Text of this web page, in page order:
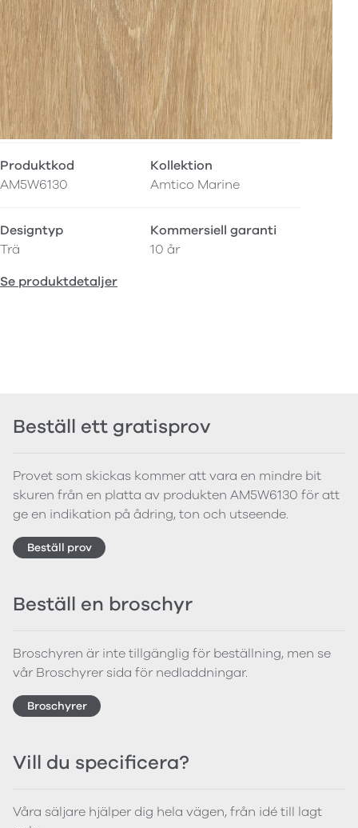
Produktkod
AM5W6130
Kollektion
Amtico Marine
Designtyp
Trä
Kommersiell garanti
10 år
Se produktdetaljer
Beställ ett gratisprov
Provet som skickas kommer att vara en mindre bit
skuren från en platta av produkten AM5W6130 för att
ge en indikation på ådring, ton och utseende.
Beställ prov
Beställ en broschyr
Broschyren är inte tillgänglig för beställning, men se
vår Broschyrer sida för nedladdningar.
Broschyrer
Vill du specificera?
Våra säljare hjälper dig hela vägen, från idé till lagt